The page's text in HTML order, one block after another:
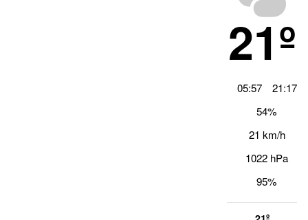
21º
05:57
21:17
54%
21 km/h
1022 hPa
95%